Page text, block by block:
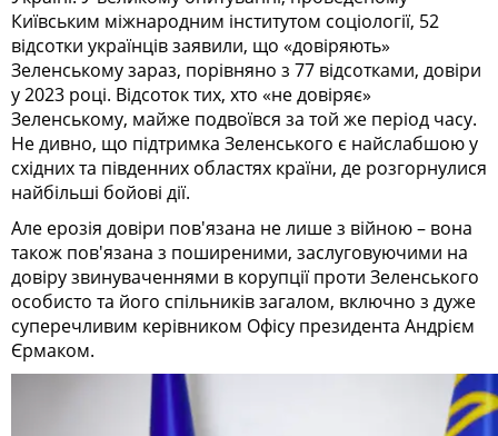
Київським міжнародним інститутом соціології, 52
відсотки українців заявили, що «довіряють»
Зеленському зараз, порівняно з 77 відсотками, довіри
у 2023 році. Відсоток тих, хто «не довіряє»
Зеленському, майже подвоївся за той же період часу.
Не дивно, що підтримка Зеленського є найслабшою у
східних та південних областях країни, де розгорнулися
найбільші бойові дії.
Але ерозія довіри пов'язана не лише з війною – вона
також пов'язана з поширеними, заслуговуючими на
довіру звинуваченнями в корупції проти Зеленського
особисто та його спільників загалом, включно з дуже
суперечливим керівником Офісу президента Андрієм
Єрмаком.